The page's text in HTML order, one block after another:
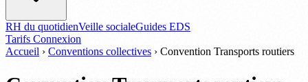
RH du quotidienVeille socialeGuides EDS
Tarifs Connexion
Accueil › Conventions collectives › Convention Transports routiers